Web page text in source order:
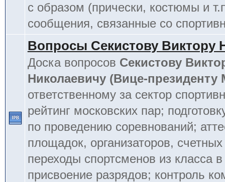
с образом (прически, костюмы и
сообщения, связанные со
Вопросы Секистову Виктору
Доска вопросов Секистову
Николаевичу (Вице-
ответственному за сектор
рейтинг московских пар;
по проведению соревнований;
площадок, организаторов,
переходы спортсменов из класса в
присвоение разрядов; контроль